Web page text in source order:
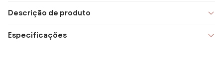
Descrição de produto
Especificações